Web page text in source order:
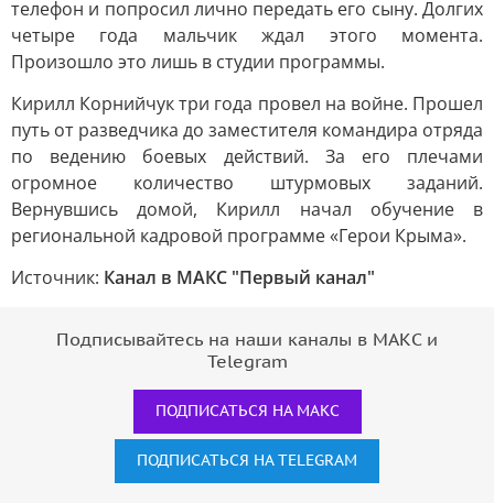
телефон и попросил лично передать его сыну. Долгих
четыре года мальчик ждал этого момента.
Произошло это лишь в студии программы.
Кирилл Корнийчук три года провел на войне. Прошел
путь от разведчика до заместителя командира отряда
по ведению боевых действий. За его плечами
огромное количество штурмовых заданий.
Вернувшись домой, Кирилл начал обучение в
региональной кадровой программе «Герои Крыма».
Источник: Канал в МАКС "Первый канал"
Подписывайтесь на наши каналы в МАКС и
Telegram
ПОДПИСАТЬСЯ НА МАКС
ПОДПИСАТЬСЯ НА TELEGRAM